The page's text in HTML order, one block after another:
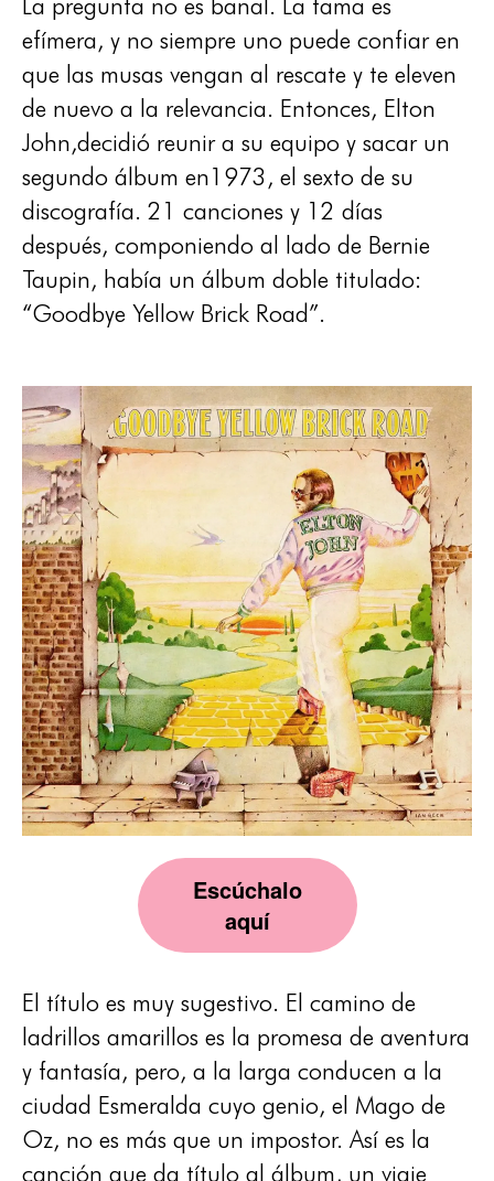
efímera, y no siempre uno puede confiar en
que las musas vengan al rescate y te eleven
de nuevo a la relevancia. Entonces, Elton
John,decidió reunir a su equipo y sacar un
segundo álbum en1973, el sexto de su
discografía. 21 canciones y 12 días
después, componiendo al lado de Bernie
Taupin, había un álbum doble titulado:
“Goodbye Yellow Brick Road”.
Escúchalo
aquí
El título es muy sugestivo. El camino de
ladrillos amarillos es la promesa de aventura
y fantasía, pero, a la larga conducen a la
ciudad Esmeralda cuyo genio, el Mago de
Oz, no es más que un impostor. Así es la
canción que da título al álbum, un viaje